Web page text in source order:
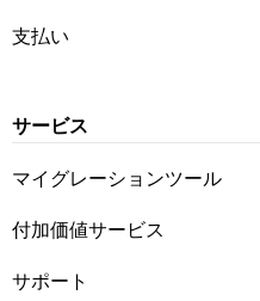
支払い
サービス
マイグレーションツール
付加価値サービス
サポート